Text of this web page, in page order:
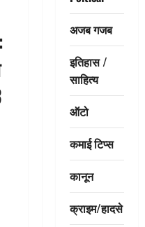
अजब गजब
इतिहास /
साहित्य
ऑटो
कमाई टिप्स
कानून
क्राइम/हादसे